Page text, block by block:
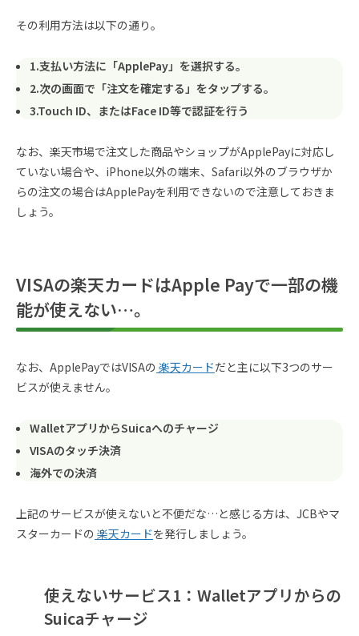
その利用方法は以下の通り。
1.支払い方法に「ApplePay」を選択する。
2.次の画面で「注文を確定する」をタップする。
3.Touch ID、またはFace ID等で認証を行う
なお、楽天市場で注文した商品やショップがApplePayに対応し
ていない場合や、iPhone以外の端末、Safari以外のブラウザか
らの注文の場合はApplePayを利用できないので注意しておきま
しょう。
VISAの楽天カードはApple Payで一部の機
能が使えない…。
なお、ApplePayではVISAの 楽天カードだと主に以下3つのサー
ビスが使えません。
WalletアプリからSuicaへのチャージ
VISAのタッチ決済
海外での決済
上記のサービスが使えないと不便だな…と感じる方は、JCBやマ
スターカードの 楽天カードを発行しましょう。
使えないサービス1：Walletアプリからの
Suicaチャージ